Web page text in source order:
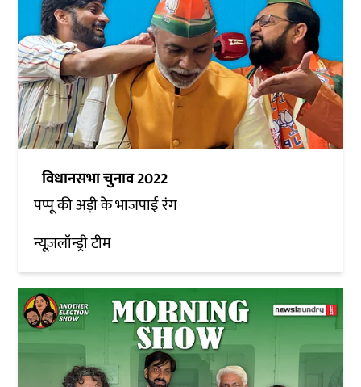
विधानसभा चुनाव 2022
पप्पू की अड़ी के भाजपाई रंग
न्यूज़लॉन्ड्री टीम